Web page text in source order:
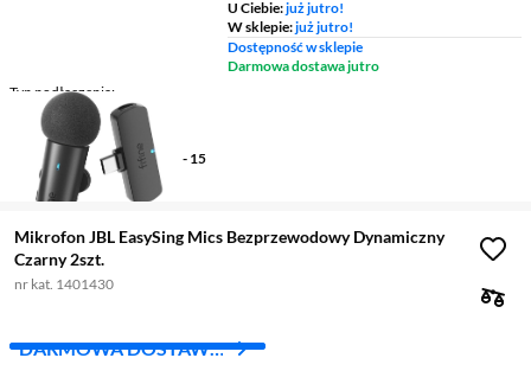
Typ podłączenia
bezprzewodowy
Złącze
USB-C
Pasmo przenoszenia
50 Hz - 15
U Ciebie:już jutro!
W sklepie:już jutro!
Dostępność w sklepie
Darmowa dostawa jutro
Mikrofon JBL EasySing Mics Bezprzewodowy Dynamiczny
Czarny 2szt.
nr kat. 1401430
DARMOWA DOSTAWA